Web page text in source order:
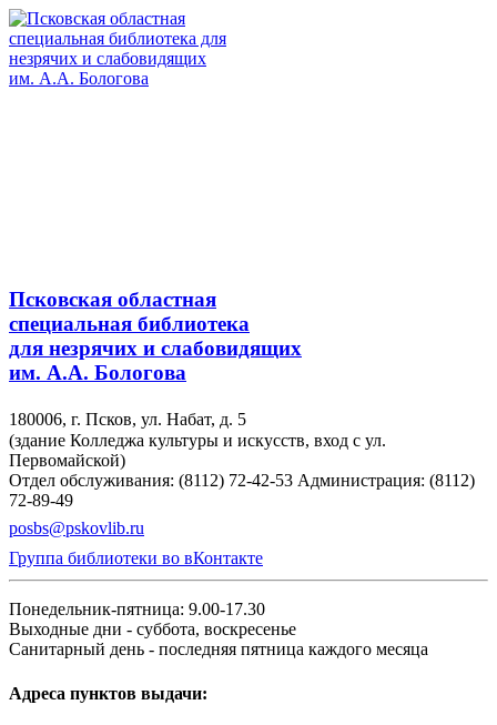
Псковская областная
специальная библиотека
для незрячих и слабовидящих
им. А.А. Бологова
180006, г. Псков, ул. Набат, д. 5
(здание Колледжа культуры и искусств, вход с ул.
Первомайской)
Отдел обслуживания: (8112) 72-42-53 Администрация: (8112)
72-89-49
posbs@pskovlib.ru
Группа библиотеки во вКонтакте
Понедельник-пятница: 9.00-17.30
Выходные дни - суббота, воскресенье
Санитарный день - последняя пятница каждого месяца
Адреса пунктов выдачи: